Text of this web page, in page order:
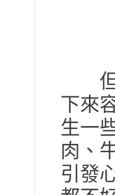
但
下來
生一
肉、
引發